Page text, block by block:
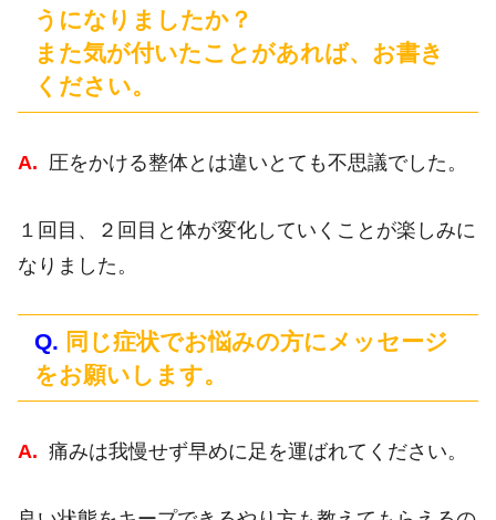
うになりましたか？
また気が付いたことがあれば、お書き
ください。
A. 圧をかける整体とは違いとても不思議でした。
１回目、２回目と体が変化していくことが楽しみに
なりました。
Q. 同じ症状でお悩みの方にメッセージ
をお願いします。
A. 痛みは我慢せず早めに足を運ばれてください。